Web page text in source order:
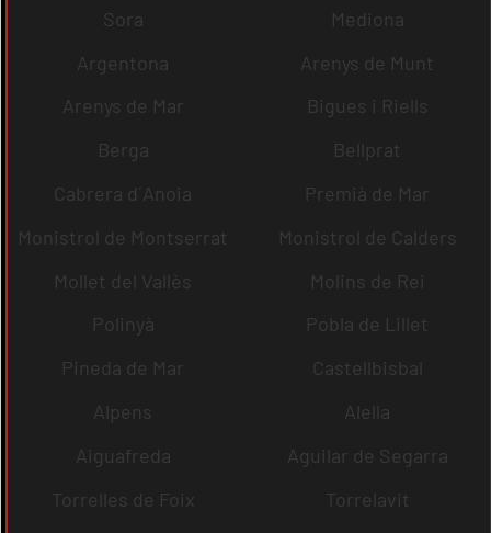
Sora
Mediona
Argentona
Arenys de Munt
Arenys de Mar
Bigues i Riells
Berga
Bellprat
Cabrera d´Anoia
Premià de Mar
Monistrol de Montserrat
Monistrol de Calders
Mollet del Vallès
Molins de Rei
Polinyà
Pobla de Lillet
Pineda de Mar
Castellbisbal
Alpens
Alella
Aiguafreda
Aguilar de Segarra
Torrelles de Foix
Torrelavit